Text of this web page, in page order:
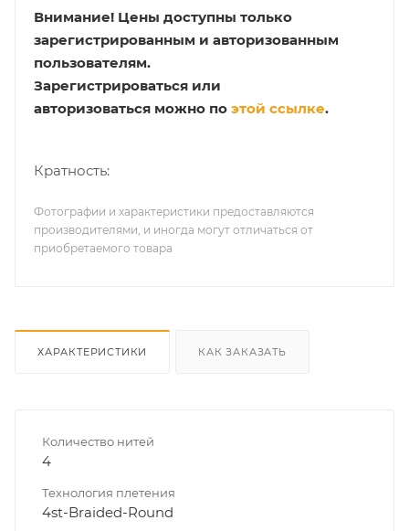
Внимание! Цены доступны только
зарегистрированным и авторизованным
пользователям.
Зарегистрироваться или
авторизоваться можно по этой ссылке.
Кратность:
Фотографии и характеристики предоставляются
производителями, и иногда могут отличаться от
приобретаемого товара
ХАРАКТЕРИСТИКИ КАК ЗАКАЗАТЬ
Количество нитей
4
Технология плетения
4st-Braided-Round